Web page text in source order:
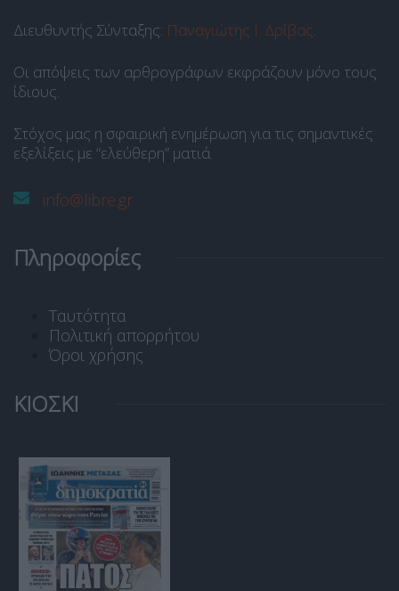
Διευθυντής Σύνταξης: Παναγιώτης Ι. Δρίβας.
Οι απόψεις των αρθρογράφων εκφράζουν μόνο τους
ίδιους.
Στόχος μας η σφαιρική ενημέρωση για τις σημαντικές
εξελίξεις με “ελεύθερη” ματιά.
info@libre.gr
Πληροφορίες
Ταυτότητα
Πολιτική απορρήτου
Όροι χρήσης
ΚΙΟΣΚΙ